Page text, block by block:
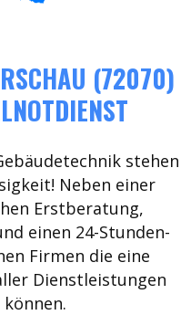
(72070)
stehen
Neben einer
Erstberatung,
einen 24-Stunden-
Firmen die eine
Dienstleistungen